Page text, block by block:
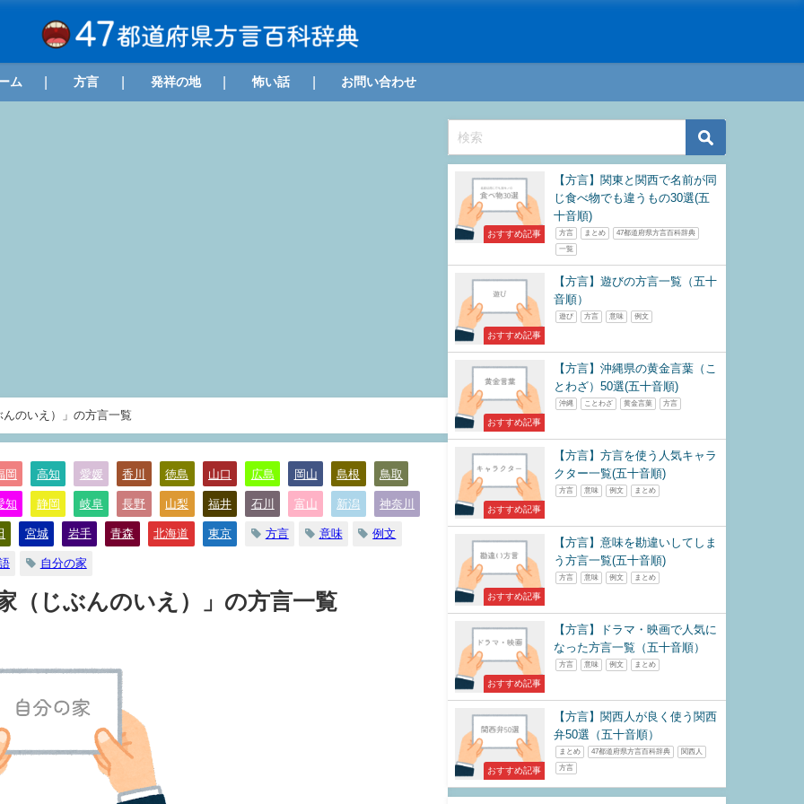
ム 方言 発祥の地 怖い話 お問い合わせ
のいえ）」の方言一覧
岡 高知 愛媛 香川 徳島 山口 広島 岡山 島根 鳥取
知 静岡 岐阜 長野 山梨 福井 石川 富山 新潟 神奈川
宮城 岩手 青森 北海道 東京 方言 意味 例文
自分の家
（じぶんのいえ）」の方言一覧
おすすめ記事
【方言】関東と関西で名前が同
じ食べ物でも違うもの30選(五
十音順)
方言 まとめ
47都道府県方言百科辞典
一覧
おすすめ記事
【方言】遊びの方言一覧（五十
音順）
遊び 方言 意味 例文
おすすめ記事
【方言】沖縄県の黄金言葉（こ
とわざ）50選(五十音順)
沖縄 ことわざ 黄金言葉 方言
おすすめ記事
【方言】方言を使う人気キャラ
クター一覧(五十音順)
方言 意味 例文 まとめ
おすすめ記事
【方言】意味を勘違いしてしま
う方言一覧(五十音順)
方言 意味 例文 まとめ
おすすめ記事
【方言】ドラマ・映画で人気に
なった方言一覧（五十音順）
方言 意味 例文 まとめ
おすすめ記事
【方言】関西人が良く使う関西
弁50選（五十音順）
まとめ 47都道府県方言百科辞典
関西人
方言